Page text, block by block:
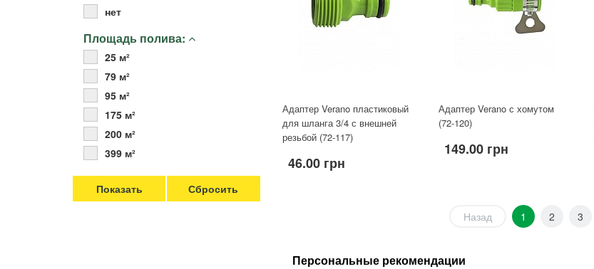
нет
Площадь полива:
25 м²
79 м²
95 м²
175 м²
200 м²
399 м²
Адаптер Verano пластиковый
для шланга 3/4 с внешней
резьбой (72-117)
46.00 грн
Адаптер Verano с хомутом
(72-120)
149.00 грн
Назад 1 2 3
Персональные рекомендации